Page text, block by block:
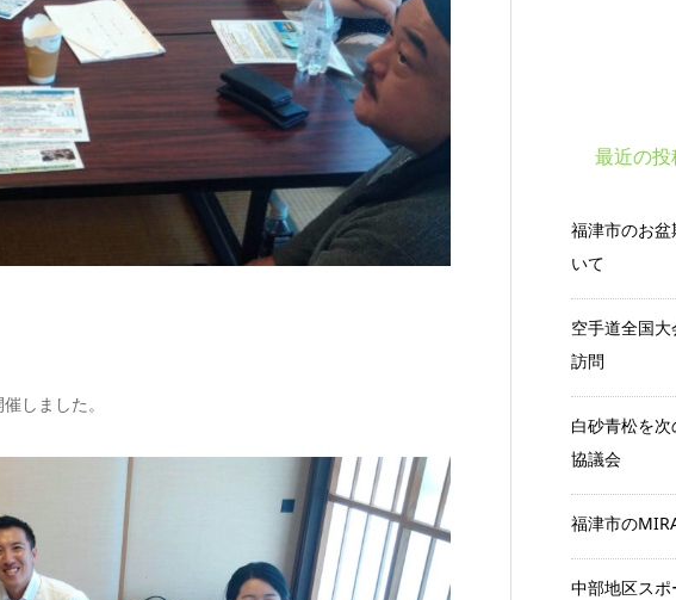
しました。
最近の投
福津市のお
いて
空手道全国
訪問
白砂青松を
協議会
福津市の
中部地区ス